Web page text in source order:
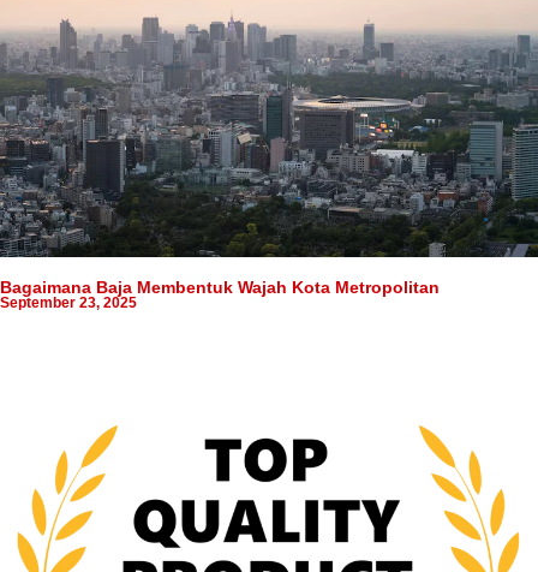
Bagaimana Baja Membentuk Wajah Kota Metropolitan
September 23, 2025